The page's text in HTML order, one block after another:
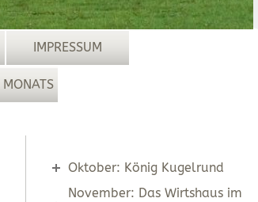
IMPRESSUM
MONATS
Oktober: König Kugelrund
November: Das Wirtshaus im